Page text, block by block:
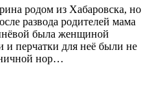
родом из Хабаровска, но
развода родителей мама
была женщиной
и перчатки для неё были не
нор…